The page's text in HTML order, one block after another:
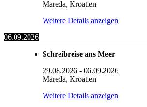
Mareda, Kroatien
Weitere Details anzeigen
06.09.2026
Schreibreise ans Meer
29.08.2026 - 06.09.2026
Mareda, Kroatien
Weitere Details anzeigen